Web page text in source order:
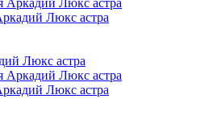
Люкс астра
Люкс астра